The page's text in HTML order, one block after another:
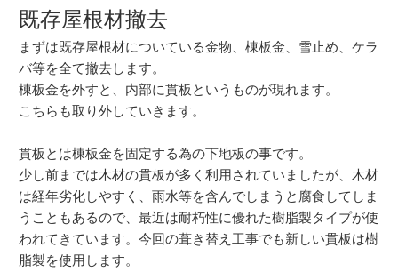
既存屋根材撤去
まずは既存屋根材についている金物、棟板金、雪止め、ケラ
バ等を全て撤去します。
棟板金を外すと、内部に貫板というものが現れます。
こちらも取り外していきます。
貫板とは棟板金を固定する為の下地板の事です。
少し前までは木材の貫板が多く利用されていましたが、木材
は経年劣化しやすく、雨水等を含んでしまうと腐食してしま
うこともあるので、最近は耐朽性に優れた樹脂製タイプが使
われてきています。今回の葺き替え工事でも新しい貫板は樹
脂製を使用します。